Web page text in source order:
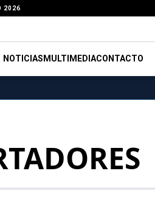
2026
NOTICIAS MULTIMEDIACONTACTO